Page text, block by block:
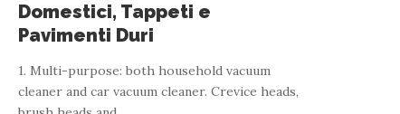
Domestici, Tappeti e
Pavimenti Duri
1. Multi-purpose: both household vacuum
cleaner and car vacuum cleaner. Crevice heads,